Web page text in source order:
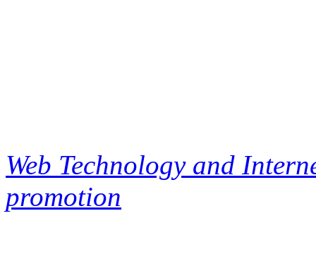
Web Technology and
promotion